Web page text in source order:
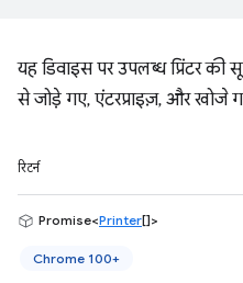
यह डिवाइस पर उपलब्ध प्रिंटर
से जोड़े गए, एंटरप्राइज़, और खोजे
रिटर्न
Promise<Printer[]>
Chrome 100+